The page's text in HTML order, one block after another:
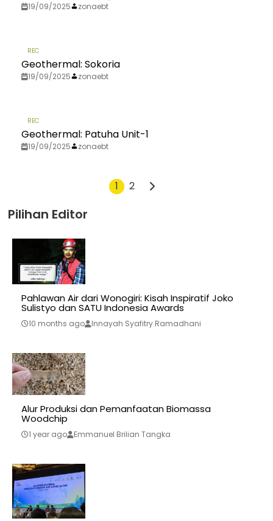
19/09/2025 zonaebt
REC
Geothermal: Sokoria
19/09/2025 zonaebt
REC
Geothermal: Patuha Unit-1
19/09/2025 zonaebt
1 2
Pilihan Editor
Pahlawan Air dari Wonogiri: Kisah Inspiratif Joko
Sulistyo dan SATU Indonesia Awards
10 months ago Innayah Syafitry Ramadhani
Alur Produksi dan Pemanfaatan Biomassa
Woodchip
1 year ago Emmanuel Brilian Tangka